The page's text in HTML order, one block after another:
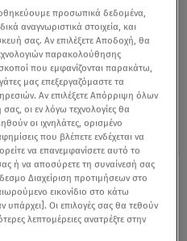
Οι
βάπτιση του γιου
προσωπικά δεδομένα,
αναγνωριστικά στοιχεία, και
σας. Αν επιλέξετε Αποδοχή, θα
παρακολούθησης
που εμφανίζονται παρακάτω,
μας επεξεργαζόμαστε τα
Αν επιλέξετε Απόρριψη όλων
οι εν λόγω τεχνολογίες θα
οι ιχνηλάτες, ορισμένο
που βλέπετε ενδέχεται να
να επανεμφανίσετε αυτό το
ή να αποσύρετε τη συναίνεσή σας
Διαχείριση προτιμήσεων στο
εικονίδιο στο κάτω
υπάρχει]. Οι επιλογές σας θα τεθούν
λεπτομέρειες ανατρέξτε στην